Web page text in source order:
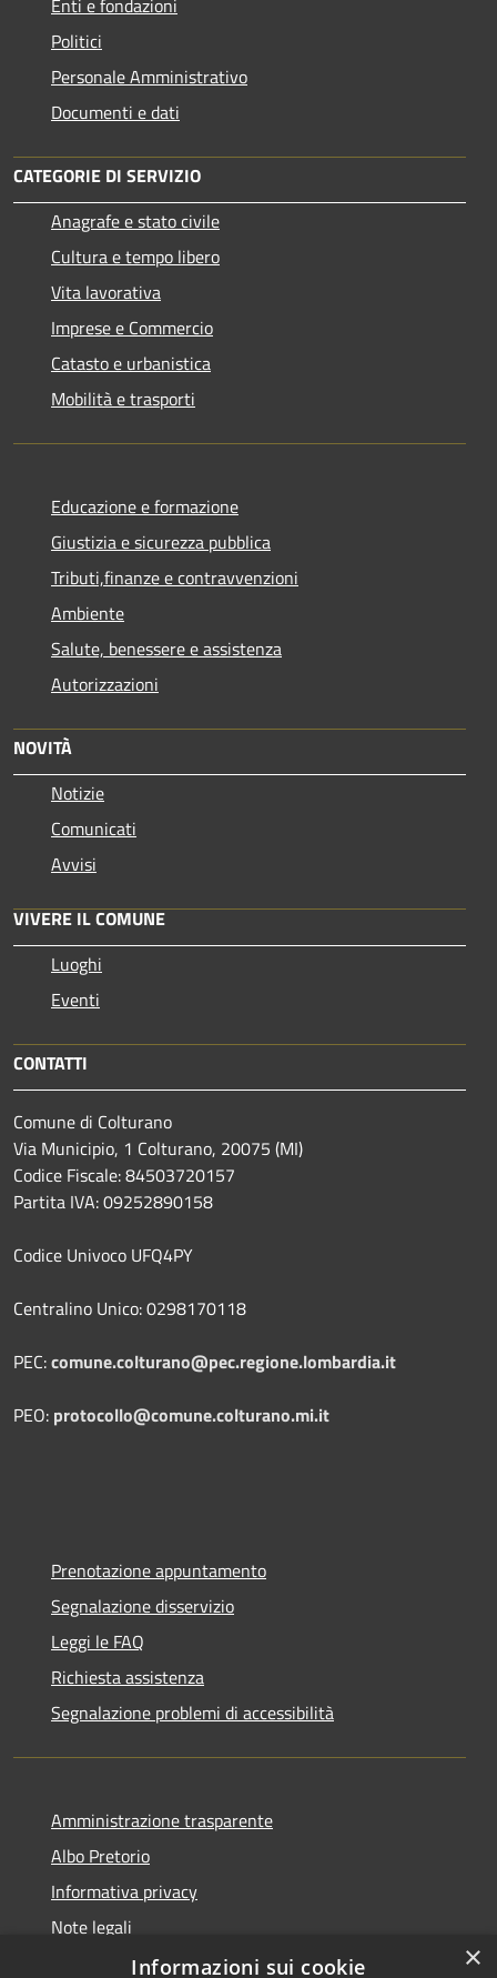
Enti e fondazioni
Politici
Personale Amministrativo
Documenti e dati
CATEGORIE DI SERVIZIO
Anagrafe e stato civile
Cultura e tempo libero
Vita lavorativa
Imprese e Commercio
Catasto e urbanistica
Mobilità e trasporti
Educazione e formazione
Giustizia e sicurezza pubblica
Tributi,finanze e contravvenzioni
Ambiente
Salute, benessere e assistenza
Autorizzazioni
NOVITÀ
Notizie
Comunicati
Avvisi
VIVERE IL COMUNE
Luoghi
Eventi
CONTATTI
Comune di Colturano
Via Municipio, 1 Colturano, 20075 (MI)
Codice Fiscale: 84503720157
Partita IVA: 09252890158
Codice Univoco UFQ4PY
Centralino Unico: 0298170118
PEC:comune.colturano@pec.regione.lombardia.it
PEO: protocollo@comune.colturano.mi.it
Prenotazione appuntamento
Segnalazione disservizio
Leggi le FAQ
Richiesta assistenza
Segnalazione problemi di accessibilità
Amministrazione trasparente
Albo Pretorio
Informativa privacy
Note legali
Dichiarazione di accessibilità
×
Informazioni sui cookie